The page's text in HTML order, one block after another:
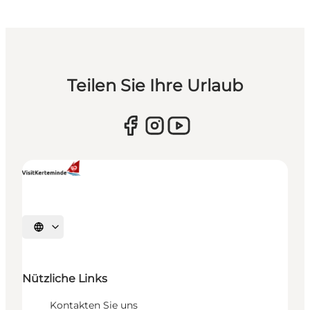
Teilen Sie Ihre Urlaub
Sprache auswählen
Nützliche Links
Kontakten Sie uns